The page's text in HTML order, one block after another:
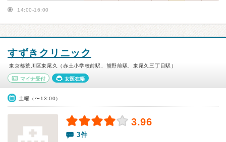
14:00-16:00
すずきクリニック
東京都荒川区東尾久（赤土小学校前駅、熊野前駅、東尾久三丁目駅）
マイナ受付 女医在籍
土曜（〜13:00）
3.96
3件